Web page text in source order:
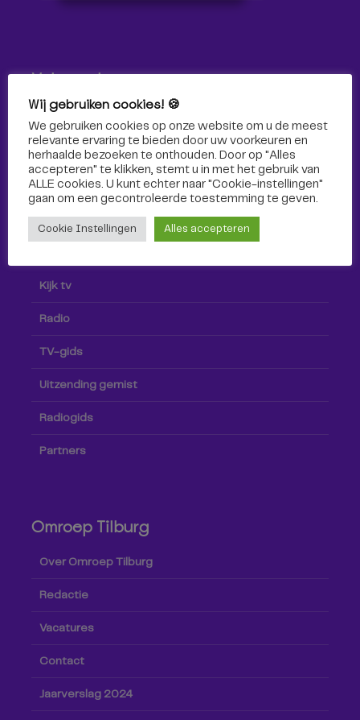
Volg ons!
Volg Omroep Tilburg niet alleen hier, maar ook via social
media!
Kijk tv
Radio
TV-gids
Uitzending gemist
Radiogids
Partners
Omroep Tilburg
Over Omroep Tilburg
Redactie
Vacatures
Contact
Jaarverslag 2024
Wij gebruiken cookies! 🍪
We gebruiken cookies op onze website om u de meest
relevante ervaring te bieden door uw voorkeuren en
herhaalde bezoeken te onthouden. Door op "Alles
accepteren" te klikken, stemt u in met het gebruik van
ALLE cookies. U kunt echter naar "Cookie-instellingen"
gaan om een ​​gecontroleerde toestemming te geven.
Cookie Instellingen Alles accepteren